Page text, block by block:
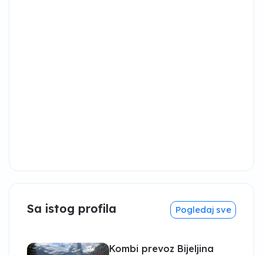
Sa istog profila Pogledaj sve
Kombi prevoz Bijeljina